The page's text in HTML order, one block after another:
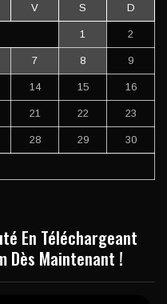
V S D
1 2
7 8 9
14 15 16
21 22 23
28 29 30
En Téléchargeant
Dès Maintenant !